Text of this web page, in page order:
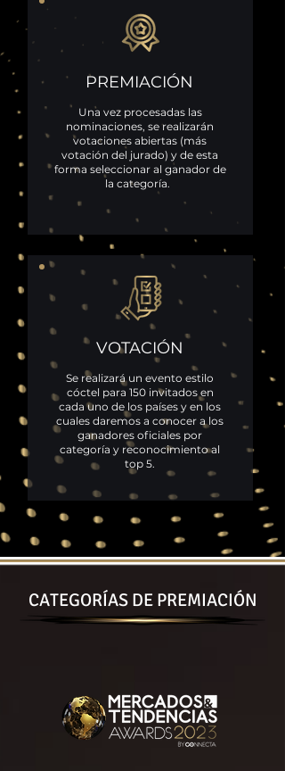
PREMIACIÓN
Una vez procesadas las
nominaciones, se realizarán
votaciones abiertas (más
votación del jurado) y de esta
forma seleccionar al ganador de
la categoría.
VOTACIÓN
Se realizará un evento estilo
cóctel para 150 invitados en
cada uno de los países y en los
cuales daremos a conocer a los
ganadores oficiales por
categoría y reconocimiento al
top 5.
CATEGORÍAS DE PREMIACIÓN